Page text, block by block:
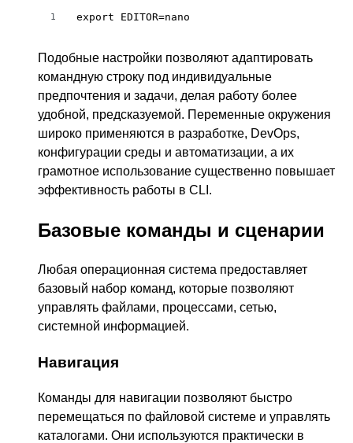
1 export EDITOR=nano
Подобные настройки позволяют адаптировать
командную строку под индивидуальные
предпочтения и задачи, делая работу более
удобной, предсказуемой. Переменные окружения
широко применяются в разработке, DevOps,
конфигурации среды и автоматизации, а их
грамотное использование существенно повышает
эффективность работы в CLI.
Базовые команды и сценарии
Любая операционная система предоставляет
базовый набор команд, которые позволяют
управлять файлами, процессами, сетью,
системной информацией.
Навигация
Команды для навигации позволяют быстро
перемещаться по файловой системе и управлять
каталогами. Они используются практически в